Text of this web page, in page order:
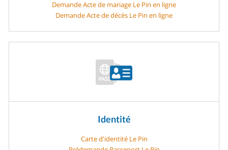
Demande Acte de mariage Le Pin en ligne
Demande Acte de décès Le Pin en ligne
Identité
Carte d'identité Le Pin